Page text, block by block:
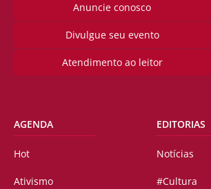
Anuncie conosco
Divulgue seu evento
Atendimento ao leitor
AGENDA
Hot
Ativismo
EDITORIAS
Notícias
#Cultura